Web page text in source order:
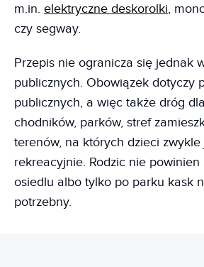
m.in. elektryczne deskorolki,
czy segway.
Przepis nie ogranicza się jednak
publicznych. Obowiązek dotyczy
publicznych, a więc także dróg
chodników, parków, stref
terenów, na których dzieci zwykle
rekreacyjnie. Rodzic nie powinien
osiedlu albo tylko po parku kask
potrzebny.